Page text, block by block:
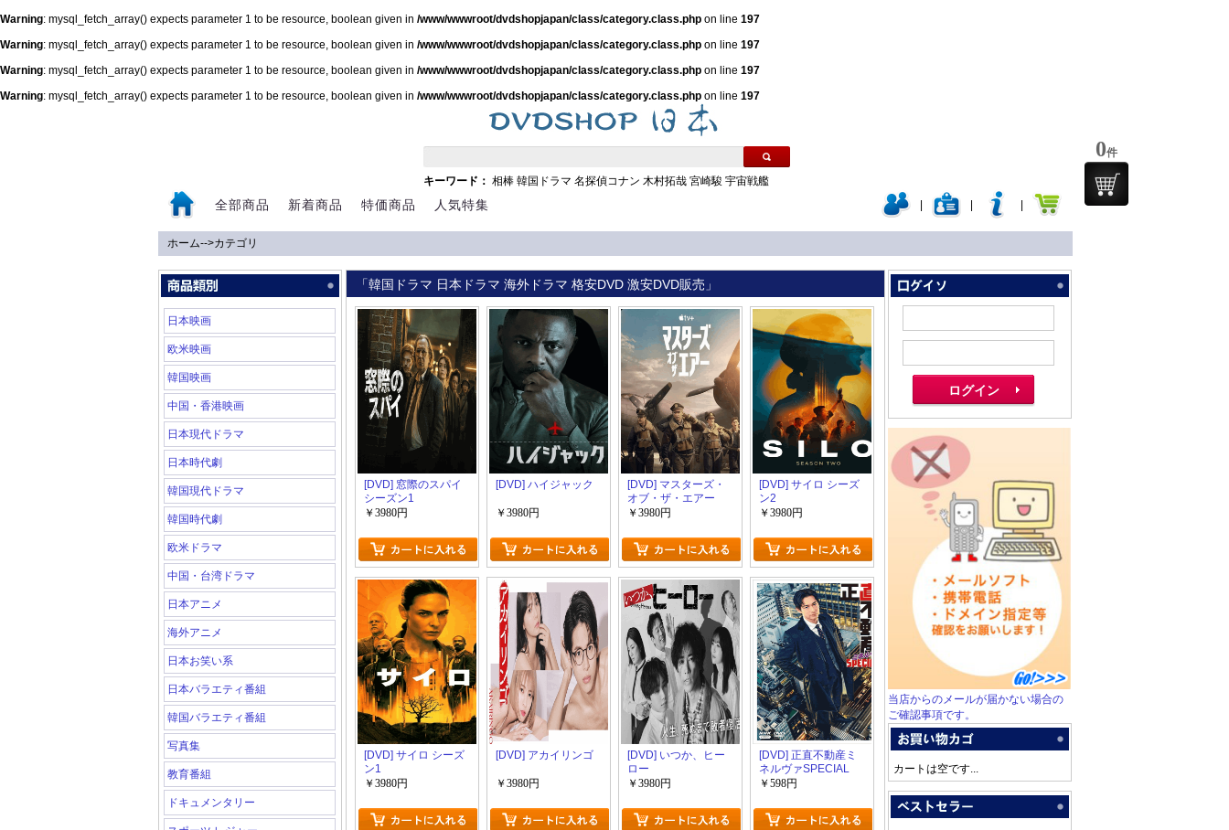
Warning: mysql_fetch_array() expects parameter 1 to be resource, boolean given in /www/wwwroot/dvdshopjapan/class/category.class.php on line 197
Warning: mysql_fetch_array() expects parameter 1 to be resource, boolean given in /www/wwwroot/dvdshopjapan/class/category.class.php on line 197
Warning: mysql_fetch_array() expects parameter 1 to be resource, boolean given in /www/wwwroot/dvdshopjapan/class/category.class.php on line 197
Warning: mysql_fetch_array() expects parameter 1 to be resource, boolean given in /www/wwwroot/dvdshopjapan/class/category.class.php on line 197
キーワード： 相棒 韓国ドラマ 名探偵コナン 木村拓哉 宮崎駿 宇宙戦艦
全部商品 新着商品 特価商品 人気特集
ホーム-->カテゴリ
日本映画
欧米映画
韓国映画
中国・香港映画
日本現代ドラマ
日本時代劇
韓国現代ドラマ
韓国時代劇
欧米ドラマ
中国・台湾ドラマ
日本アニメ
海外アニメ
日本お笑い系
日本バラエティ番組
韓国バラエティ番組
写真集
教育番組
ドキュメンタリー
「韓国ドラマ 日本ドラマ 海外ドラマ 格安DVD 激安DVD販売」
[DVD] 窓際のスパイ
シーズン1
￥3980円
[DVD] ハイジャック
￥3980円
[DVD] マスターズ・
オブ・ザ・エアー
￥3980円
[DVD] サイロ シーズ
ン2
￥3980円
[DVD] サイロ シーズ
ン1
￥3980円
[DVD] アカイリンゴ
￥3980円
[DVD] いつか、ヒー
ロー
￥3980円
[DVD] 正直不動産ミ
ネルヴァSPECIAL
￥598円
当店からのメールが届かない場合の
ご確認事項です。
カートは空です...
0件